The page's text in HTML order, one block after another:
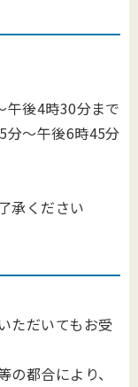
午後4時30分まで
分～午後6時45分
承ください
ただいてもお受
都合により、